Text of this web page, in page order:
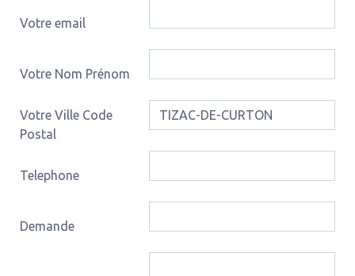
Votre email
Votre Nom Prénom
Votre Ville Code
Postal
Telephone
Demande